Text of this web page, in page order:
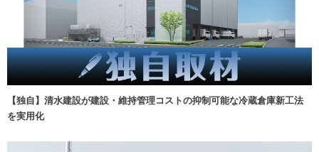
【独自】清水建設が建設・維持管理コストの抑制可能な冷蔵倉庫新工法
を実用化